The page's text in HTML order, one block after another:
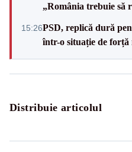
„România trebuie să
15:26PSD, replică dură
într-o situație de forță
Distribuie articolul